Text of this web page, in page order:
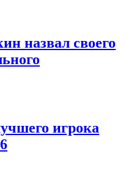
назвал своего
игрока